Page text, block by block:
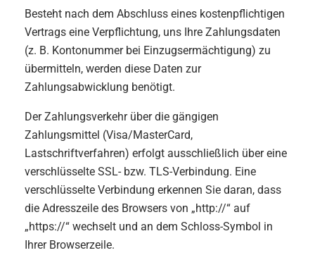
Besteht nach dem Abschluss eines kostenpflichtigen
Vertrags eine Verpflichtung, uns Ihre Zahlungsdaten
(z. B. Kontonummer bei Einzugsermächtigung) zu
übermitteln, werden diese Daten zur
Zahlungsabwicklung benötigt.
Der Zahlungsverkehr über die gängigen
Zahlungsmittel (Visa/MasterCard,
Lastschriftverfahren) erfolgt ausschließlich über eine
verschlüsselte SSL- bzw. TLS-Verbindung. Eine
verschlüsselte Verbindung erkennen Sie daran, dass
die Adresszeile des Browsers von „http://“ auf
„https://“ wechselt und an dem Schloss-Symbol in
Ihrer Browserzeile.